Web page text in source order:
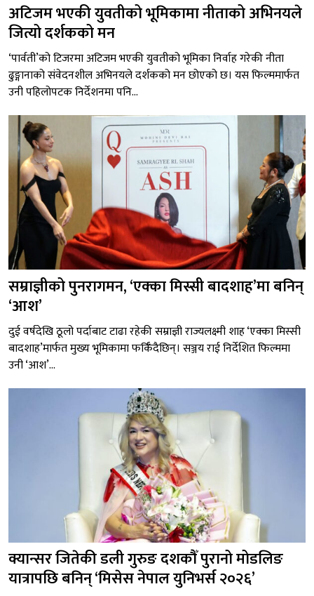
अटिजम भएकी युवतीको भूमिकामा नीताको अभिनयले
जित्यो दर्शकको मन
‘पार्वती’को टिजरमा अटिजम भएकी युवतीको भूमिका निर्वाह गरेकी नीता
ढुङ्गानाको संवेदनशील अभिनयले दर्शकको मन छोएको छ। यस फिल्ममार्फत
उनी पहिलोपटक निर्देशनमा पनि...
सम्राज्ञीको पुनरागमन, ‘एक्का मिस्सी बादशाह’मा बनिन्
‘आश’
दुई वर्षदेखि ठूलो पर्दाबाट टाढा रहेकी सम्राज्ञी राज्यलक्ष्मी शाह ‘एक्का मिस्सी
बादशाह’मार्फत मुख्य भूमिकामा फर्किँदैछिन्। सञ्जय राई निर्देशित फिल्ममा
उनी ‘आश’...
क्यान्सर जितेकी डली गुरुङ दशकौँ पुरानो मोडलिङ
यात्रापछि बनिन् ‘मिसेस नेपाल युनिभर्स २०२६’